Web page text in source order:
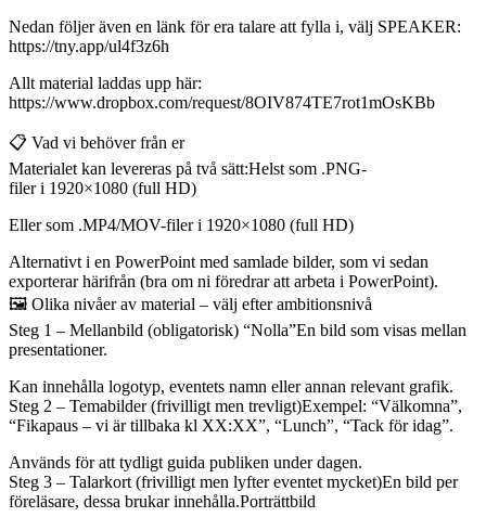
Nedan följer även en länk för era talare att fylla i, välj SPEAKER:
https://tny.app/ul4f3z6h
Allt material laddas upp här:
https://www.dropbox.com/request/8OIV874TE7rot1mOsKBb
📋 Vad vi behöver från er
Materialet kan levereras på två sätt:Helst som .PNG-
filer i 1920×1080 (full HD)
Eller som .MP4/MOV-filer i 1920×1080 (full HD)
Alternativt i en PowerPoint med samlade bilder, som vi sedan
exporterar härifrån (bra om ni föredrar att arbeta i PowerPoint).
🖼️ Olika nivåer av material – välj efter ambitionsnivå
Steg 1 – Mellanbild (obligatorisk) “Nolla”En bild som visas mellan
presentationer.
Kan innehålla logotyp, eventets namn eller annan relevant grafik.
Steg 2 – Temabilder (frivilligt men trevligt)Exempel: “Välkomna”,
“Fikapaus – vi är tillbaka kl XX:XX”, “Lunch”, “Tack för idag”.
Används för att tydligt guida publiken under dagen.
Steg 3 – Talarkort (frivilligt men lyfter eventet mycket)En bild per
föreläsare, dessa brukar innehålla.Porträttbild